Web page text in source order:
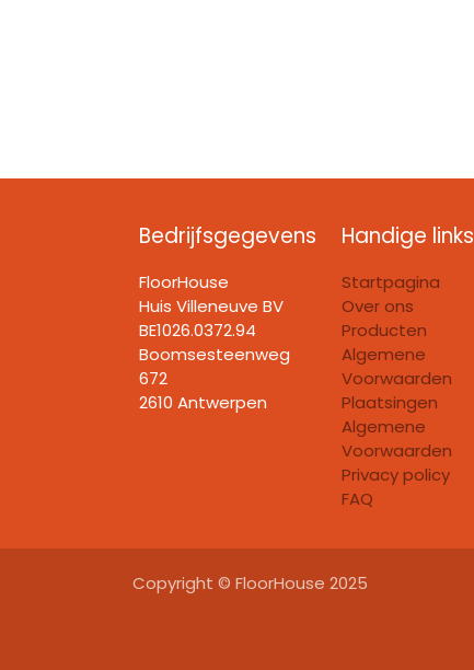
Handige links
Startpagina
Over ons
Producten
Algemene
Voorwaarden
Plaatsingen
Algemene
Voorwaarden
Privacy policy
FAQ
Bedrijfsgegevens
FloorHouse
Huis Villeneuve BV​
BE1026.0372.94
Boomsesteenweg
672
2610 Antwerpen
Copyright © FloorHouse 2025